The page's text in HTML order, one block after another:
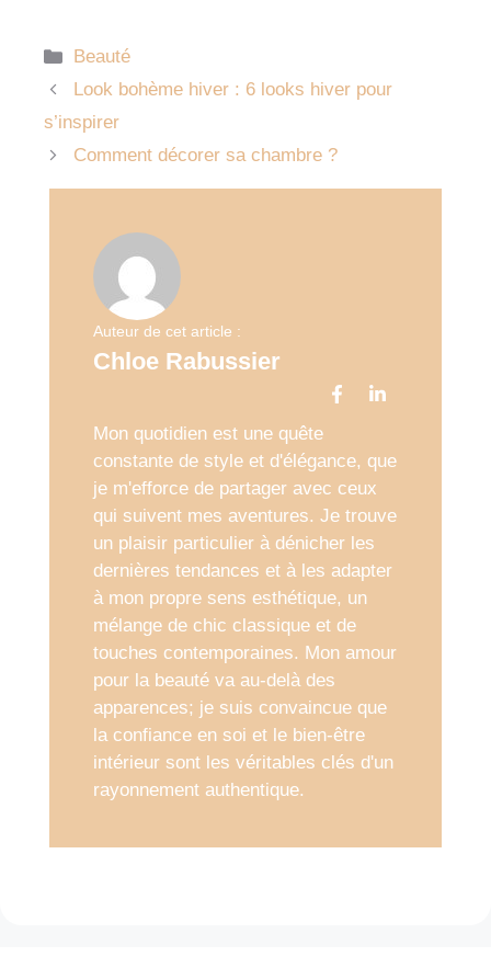
Catégories
Beauté
Look bohème hiver : 6 looks hiver pour
s’inspirer
Comment décorer sa chambre ?
Auteur de cet article :
Chloe Rabussier
Mon quotidien est une quête
constante de style et d'élégance, que
je m'efforce de partager avec ceux
qui suivent mes aventures. Je trouve
un plaisir particulier à dénicher les
dernières tendances et à les adapter
à mon propre sens esthétique, un
mélange de chic classique et de
touches contemporaines. Mon amour
pour la beauté va au-delà des
apparences; je suis convaincue que
la confiance en soi et le bien-être
intérieur sont les véritables clés d'un
rayonnement authentique.